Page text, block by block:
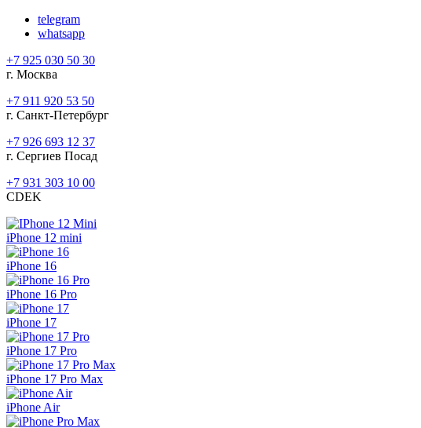
telegram
whatsapp
+7 925 030 50 30
г. Москва
+7 911 920 53 50
г. Санкт-Петербург
+7 926 693 12 37
г. Сергиев Посад
+7 931 303 10 00
CDEK
iPhone 12 mini
iPhone 16
iPhone 16 Pro
iPhone 17
iPhone 17 Pro
iPhone 17 Pro Max
iPhone Air